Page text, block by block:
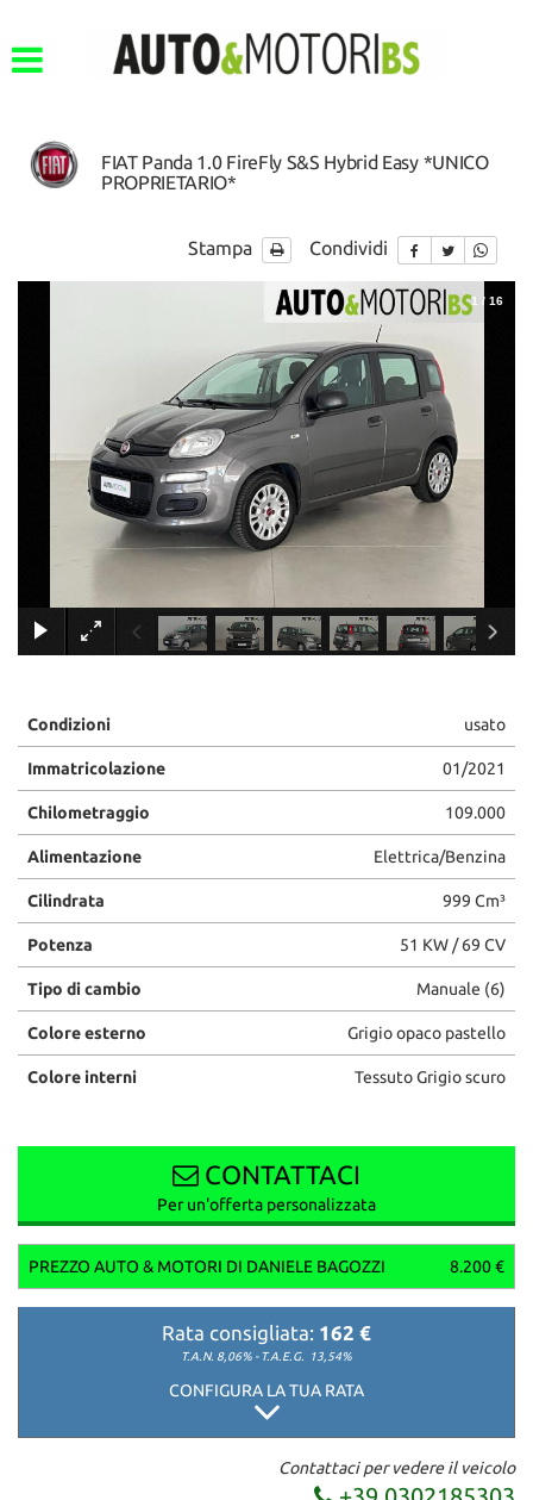
FIAT Panda 1.0 FireFly S&S Hybrid Easy *UNICO
PROPRIETARIO*
Stampa Condividi
×
1 / 16
Condizioni usato
Immatricolazione 01/2021
Chilometraggio 109.000
Alimentazione Elettrica/Benzina
Cilindrata 999 Cm³
Potenza 51 KW / 69 CV
Tipo di cambio Manuale (6)
Colore esterno Grigio opaco pastello
Colore interni Tessuto Grigio scuro
CONTATTACI
Per un'offerta personalizzata
PREZZO AUTO & MOTORI DI DANIELE BAGOZZI 8.200 €
Rata consigliata: 162 €
T.A.N. 8,06% - T.A.E.G. 13,54%
CONFIGURA LA TUA RATA
Contattaci per vedere il veicolo